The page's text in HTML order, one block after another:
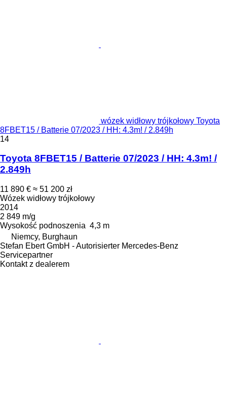
wózek widłowy trójkołowy Toyota
8FBET15 / Batterie 07/2023 / HH: 4.3m! / 2.849h
14
Toyota 8FBET15 / Batterie 07/2023 / HH: 4.3m! /
2.849h
11 890 € ≈ 51 200 zł
Wózek widłowy trójkołowy
2014
2 849 m/g
Wysokość podnoszenia 4,3 m
Niemcy, Burghaun
Stefan Ebert GmbH - Autorisierter Mercedes-Benz
Servicepartner
Kontakt z dealerem